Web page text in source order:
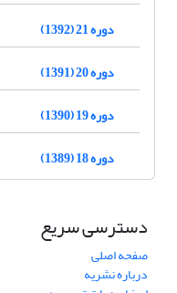
دوره 21 (1392)
دوره 20 (1391)
دوره 19 (1390)
دوره 18 (1389)
دسترسی سریع
صفحه اصلی
درباره نشریه